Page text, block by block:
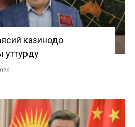
казинодо
уттурду